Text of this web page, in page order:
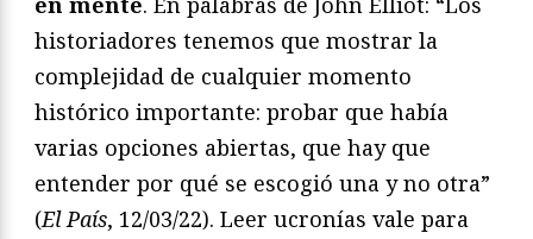
historiadores tenemos que mostrar la
complejidad de cualquier momento
histórico importante: probar que había
varias opciones abiertas, que hay que
entender por qué se escogió una y no otra”
(El País, 12/03/22). Leer ucronías vale para